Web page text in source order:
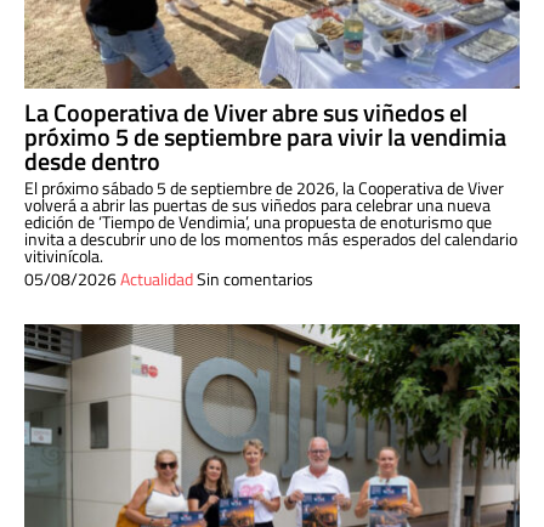
La Cooperativa de Viver abre sus viñedos el
próximo 5 de septiembre para vivir la vendimia
desde dentro
El próximo sábado 5 de septiembre de 2026, la Cooperativa de Viver
volverá a abrir las puertas de sus viñedos para celebrar una nueva
edición de ‘Tiempo de Vendimia’, una propuesta de enoturismo que
invita a descubrir uno de los momentos más esperados del calendario
vitivinícola.
05/08/2026ActualidadSin comentarios